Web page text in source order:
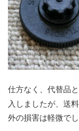
仕方なく、代替品
入しましたが、送
外の損害は軽微でし